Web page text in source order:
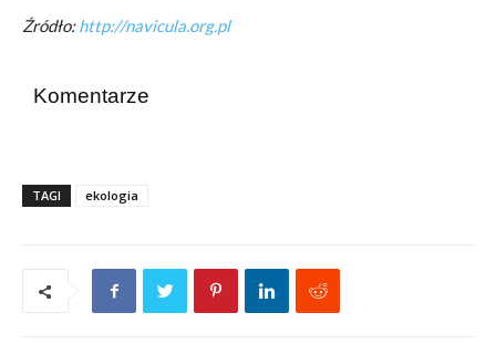
Źródło:http://navicula.org.pl
Komentarze
TAGI ekologia